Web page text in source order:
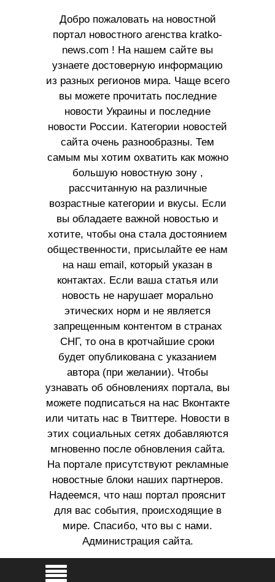
Добро пожаловать на новостной
портал новостного агенства kratko-
news.com ! На нашем сайте вы
узнаете достоверную информацию
из разных регионов мира. Чаще всего
вы можете прочитать последние
новости Украины и последние
новости России. Категории новостей
сайта очень разнообразны. Тем
самым мы хотим охватить как можно
большую новостную зону ,
рассчитанную на различные
возрастные категории и вкусы. Если
вы обладаете важной новостью и
хотите, чтобы она стала достоянием
общественности, присылайте ее нам
на наш email, который указан в
контактах. Если ваша статья или
новость не нарушает морально
этических норм и не является
запрещенным контентом в странах
СНГ, то она в кротчайшие сроки
будет опубликована с указанием
автора (при желании). Чтобы
узнавать об обновлениях портала, вы
можете подписаться на нас Вконтакте
или читать нас в Твиттере. Новости в
этих социальных сетях добавляются
мгновенно после обновления сайта.
На портале присутствуют рекламные
новостные блоки наших партнеров.
Надеемся, что наш портал прояснит
для вас события, происходящие в
мире. Спасибо, что вы с нами.
Администрация сайта.